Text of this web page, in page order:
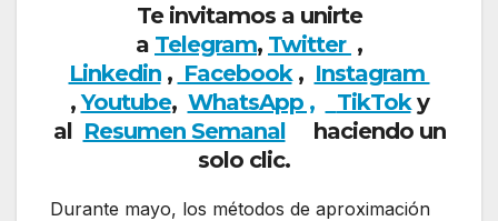
Te invitamos a unirte
a Telegram, Twitter ,
Linkedin, Facebook, Instagram
,Youtube, WhatsApp , TikToky
al Resumen Semanalhaciendo un
solo clic.
Durante mayo, los métodos de aproximación